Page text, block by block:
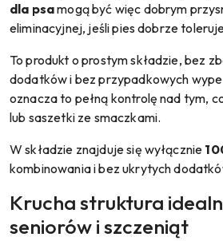
dla psamogą być więc dobrym
eliminacyjnej, jeśli pies dobrze
To produkt o prostym składzie, bez
dodatków i bez przypadkowych
oznacza to pełną kontrolę nad tym,
lub saszetki ze smaczkami.
W składzie znajduje się wyłącznie
kombinowania i bez ukrytych
Krucha struktura
seniorów i szczeniąt